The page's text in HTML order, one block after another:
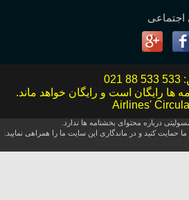
اجتماعی
021 88 533 533
ها رایگان است و رایگان خواهد ماند.
Airlines'
درباره محتوای بخشنامه ها ندارد.
حمایت کنید و در ماندگاری این سایت ما را همراهی نمایید.